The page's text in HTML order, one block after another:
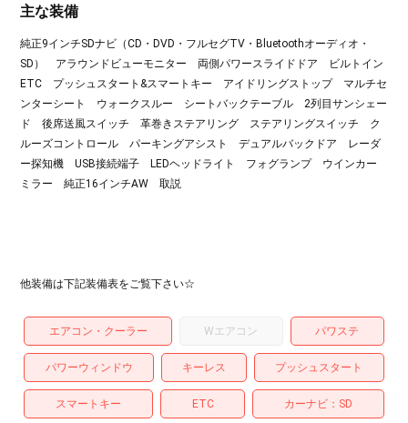
主な装備
純正9インチSDナビ（CD・DVD・フルセグTV・Bluetoothオーディオ・
SD） アラウンドビューモニター 両側パワースライドドア ビルトイン
ETC プッシュスタート&スマートキー アイドリングストップ マルチセ
ンターシート ウォークスルー シートバックテーブル 2列目サンシェー
ド 後席送風スイッチ 革巻きステアリング ステアリングスイッチ ク
ルーズコントロール パーキングアシスト デュアルバックドア レーダ
ー探知機 USB接続端子 LEDヘッドライト フォグランプ ウインカー
ミラー 純正16インチAW 取説
他装備は下記装備表をご覧下さい☆
エアコン・クーラー Wエアコン パワステ
パワーウィンドウ キーレス プッシュスタート
スマートキー ETC カーナビ SD